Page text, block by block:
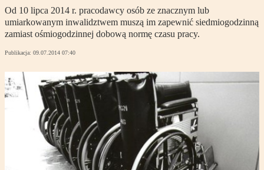
Od 10 lipca 2014 r. pracodawcy osób ze znacznym lub
umiarkowanym inwalidztwem muszą im zapewnić siedmiogodzinną
zamiast ośmiogodzinnej dobową normę czasu pracy.
Publikacja: 09.07.2014 07:40